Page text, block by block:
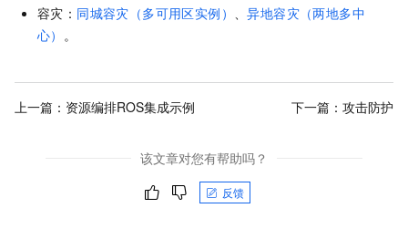
容灾： 同城容灾（多可用区实例） 、异地容灾（两地多中
心） 。
上一篇： 资源编排ROS集成示例 下一篇： 攻击防护
该文章对您有帮助吗？
反馈